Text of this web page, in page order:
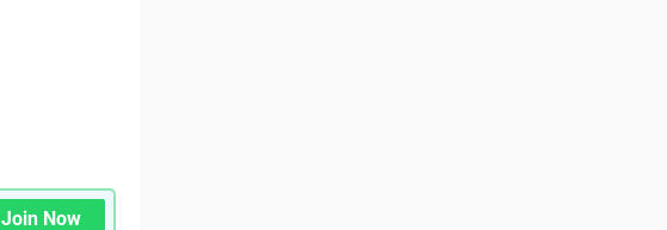
Join Now